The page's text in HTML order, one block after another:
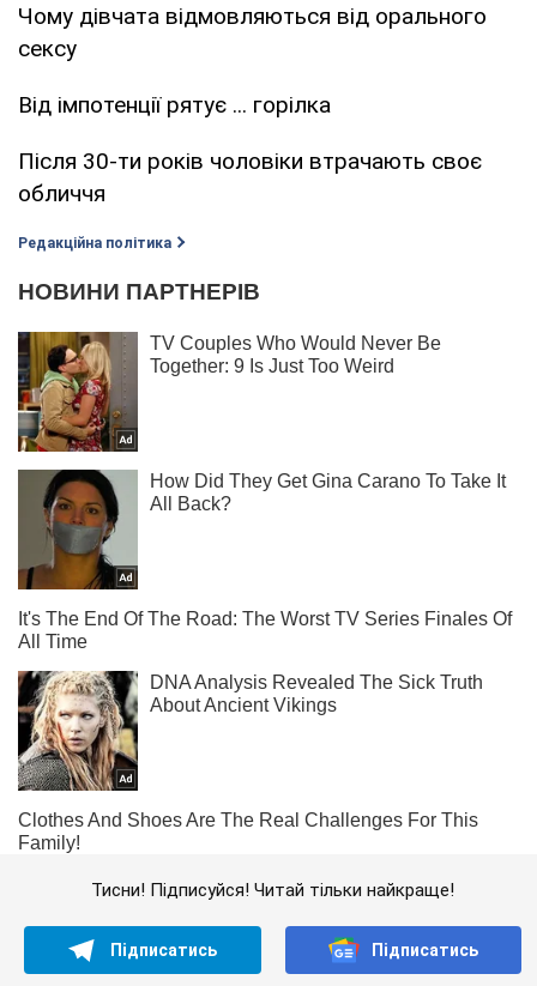
Чому дівчата відмовляються від орального
сексу
Від імпотенції рятує ... горілка
Після 30-ти років чоловіки втрачають своє
обличчя
Редакційна політика
Тисни! Підписуйся! Читай тільки найкраще!
Підписатись Підписатись